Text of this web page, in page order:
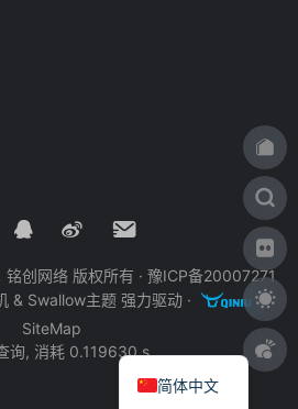
创网络 版权所有 · 豫ICP备20007271
& Swallow主题 强力驱动 ·
·
SiteMap
询, 消耗 0.119630 s
简体中文